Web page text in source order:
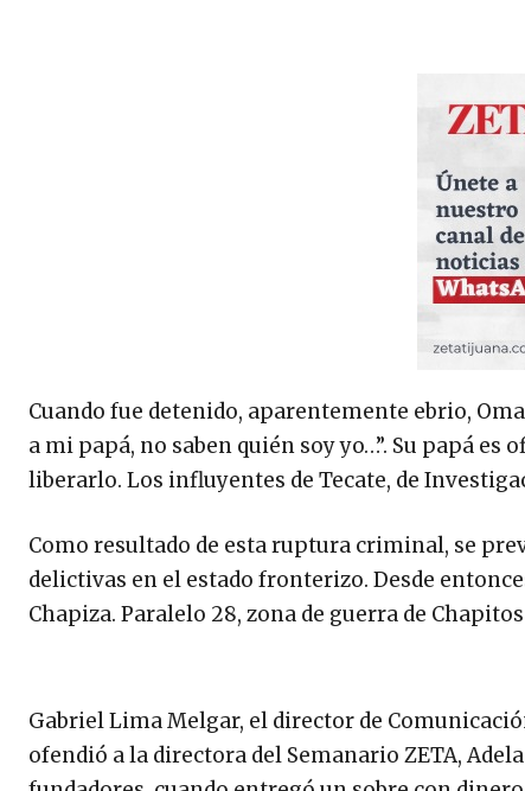
Cuando fue detenido, aparentemente ebrio,
a mi papá, no saben quién soy yo…”. Su papá
liberarlo. Los influyentes de Tecate, de
Como resultado de esta ruptura criminal, se
delictivas en el estado fronterizo. Desde
Chapiza. Paralelo 28, zona de guerra de
Gabriel Lima Melgar, el director de
ofendió a la directora del Semanario ZETA,